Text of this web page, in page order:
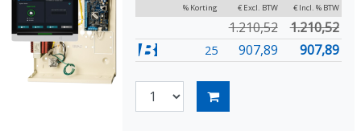
% Korting € Excl. BTW € Incl. % BTW
1.210,52 1.210,52
25 907,89 907,89